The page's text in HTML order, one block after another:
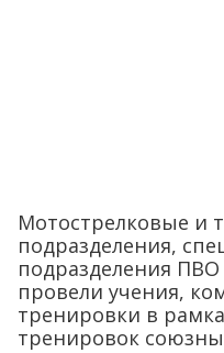
Мотострелковые и
подразделения,
подразделения
провели учения,
тренировки в
тренировок